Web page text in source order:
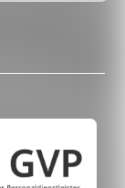
Whatsapp